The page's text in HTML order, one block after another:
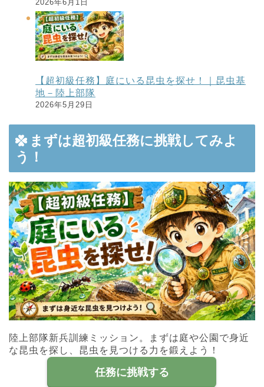
2026年6月1日
【超初級任務】庭にいる昆虫を探せ！｜昆虫基
地－陸上部隊
2026年5月29日
まずは超初級任務に挑戦してみよ
う！
陸上部隊新兵訓練ミッション。まずは庭や公園で身近
な昆虫を探し、昆虫を見つける力を鍛えよう！
任務に挑戦する